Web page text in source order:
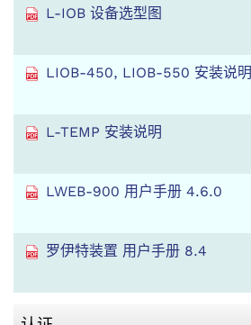
L-IOB 设备选型图
LIOB-450, LIOB-550 安装说明
L-TEMP 安装说明
LWEB-900 用户手册 4.6.0
罗伊特装置 用户手册 8.4